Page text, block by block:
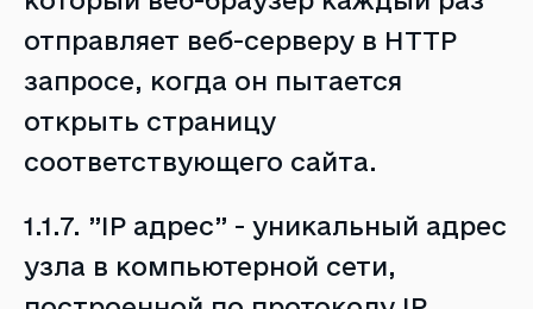
отправляет веб-серверу в НТТР
запросе, когда он пытается
открыть страницу
соответствующего сайта.
1.1.7. ”IP адрес” - уникальный адрес
узла в компьютерной сети,